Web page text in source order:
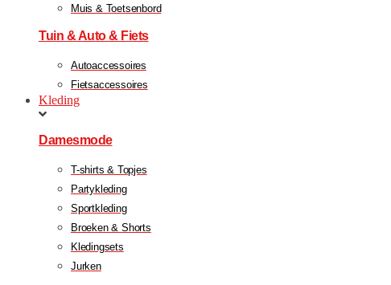
Muis & Toetsenbord
Tuin & Auto & Fiets
Autoaccessoires
Fietsaccessoires
Kleding
Damesmode
T-shirts & Topjes
Partykleding
Sportkleding
Broeken & Shorts
Kledingsets
Jurken